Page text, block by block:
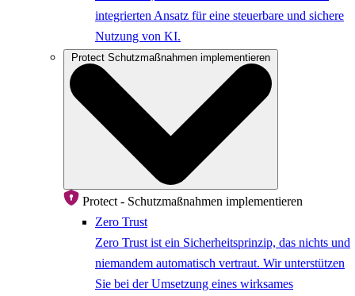
integrierten Ansatz für eine steuerbare und sichere
Nutzung von KI.
Protect Schutzmaßnahmen implementieren
Protect - Schutzmaßnahmen implementieren
Zero Trust
Zero Trust ist ein Sicherheitsprinzip, das nichts und
niemandem automatisch vertraut. Wir unterstützen
Sie bei der Umsetzung eines wirksames